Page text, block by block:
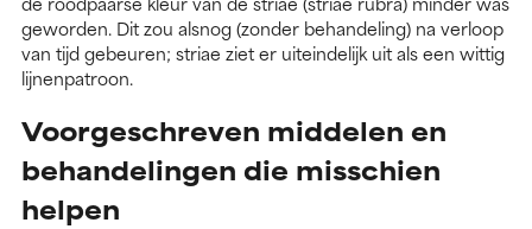
geworden. Dit zou alsnog (zonder behandeling) na verloop
van tijd gebeuren; striae ziet er uiteindelijk uit als een wittig
lijnenpatroon.
Voorgeschreven middelen en
behandelingen die misschien
helpen